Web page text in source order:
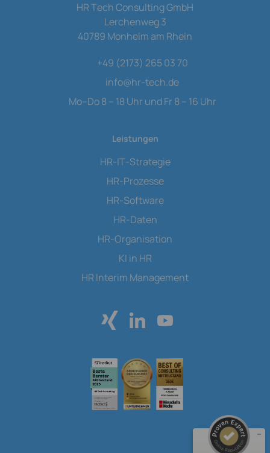
HR Tech Consulting GmbH
Lerchenweg 3
40789 Monheim am Rhein
+49 (2173) 265 03 70
info@hr-tech.de
Mo–Do 8 – 18 Uhr und Fr 8 – 16 Uhr
Leistungen
HR-IT-Strategie
HR-Prozesse
HR-Software
HR-Daten
HR-Organisation
KI in HR
HR Interim Management
Kundenbewertungen und Erfahrungen zu
HR Tech Consulting GmbH
Empfehlungen auf
ProvenExpert.com
SEHR GUT